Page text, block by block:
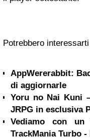
Potrebbero
AppWererabbit:
di aggiornarle
Yoru no Nai Kuni
JRPG in esclusiva
Vediamo con
TrackMania Turbo